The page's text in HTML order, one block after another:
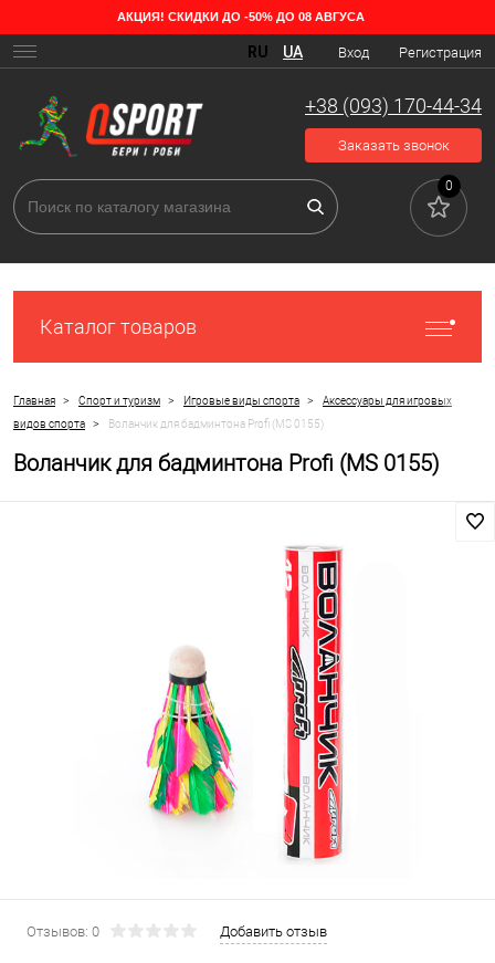
АКЦИЯ! СКИДКИ ДО -50% ДО 08 АВГУСА
Вход Регистрация
RU UA
+38 (093) 170-44-34
Заказать звонок
0
Каталог товаров
Главная > Спорт и туризм > Игровые виды спорта >
Аксессуары для игровых
видов спорта
> Воланчик для бадминтона Profi (MS 0155)
Воланчик для бадминтона Profi (MS 0155)
Отзывов: 0 Добавить отзыв